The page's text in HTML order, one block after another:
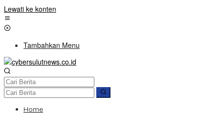
Lewati ke konten
Tambahkan Menu
Home